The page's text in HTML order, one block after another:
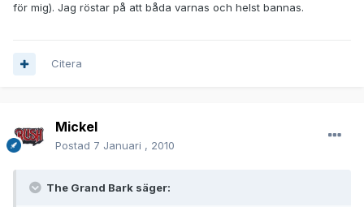
för mig). Jag röstar på att båda varnas och helst bannas.
Citera
Mickel
Postad 7 Januari , 2010
The Grand Bark säger: